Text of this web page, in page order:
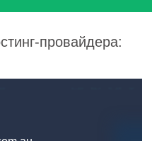
провайдера: